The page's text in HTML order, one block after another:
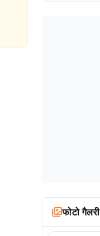
फोटो गैलरी